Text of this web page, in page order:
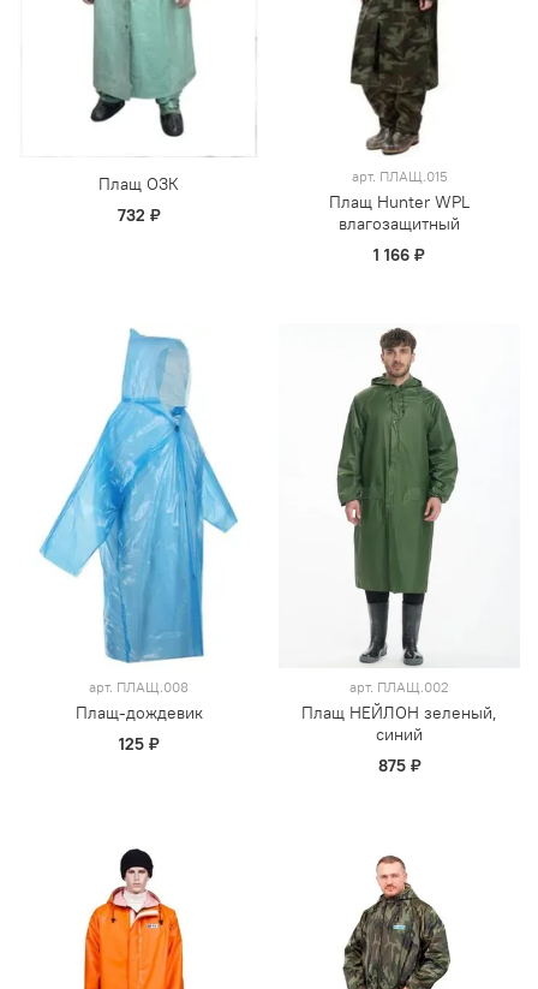
Плащ ОЗК
732 ₽
арт. ПЛАЩ.015
Плащ Hunter WPL
влагозащитный
1 166 ₽
арт. ПЛАЩ.008
Плащ-дождевик
125 ₽
арт. ПЛАЩ.002
Плащ НЕЙЛОН зеленый,
синий
875 ₽